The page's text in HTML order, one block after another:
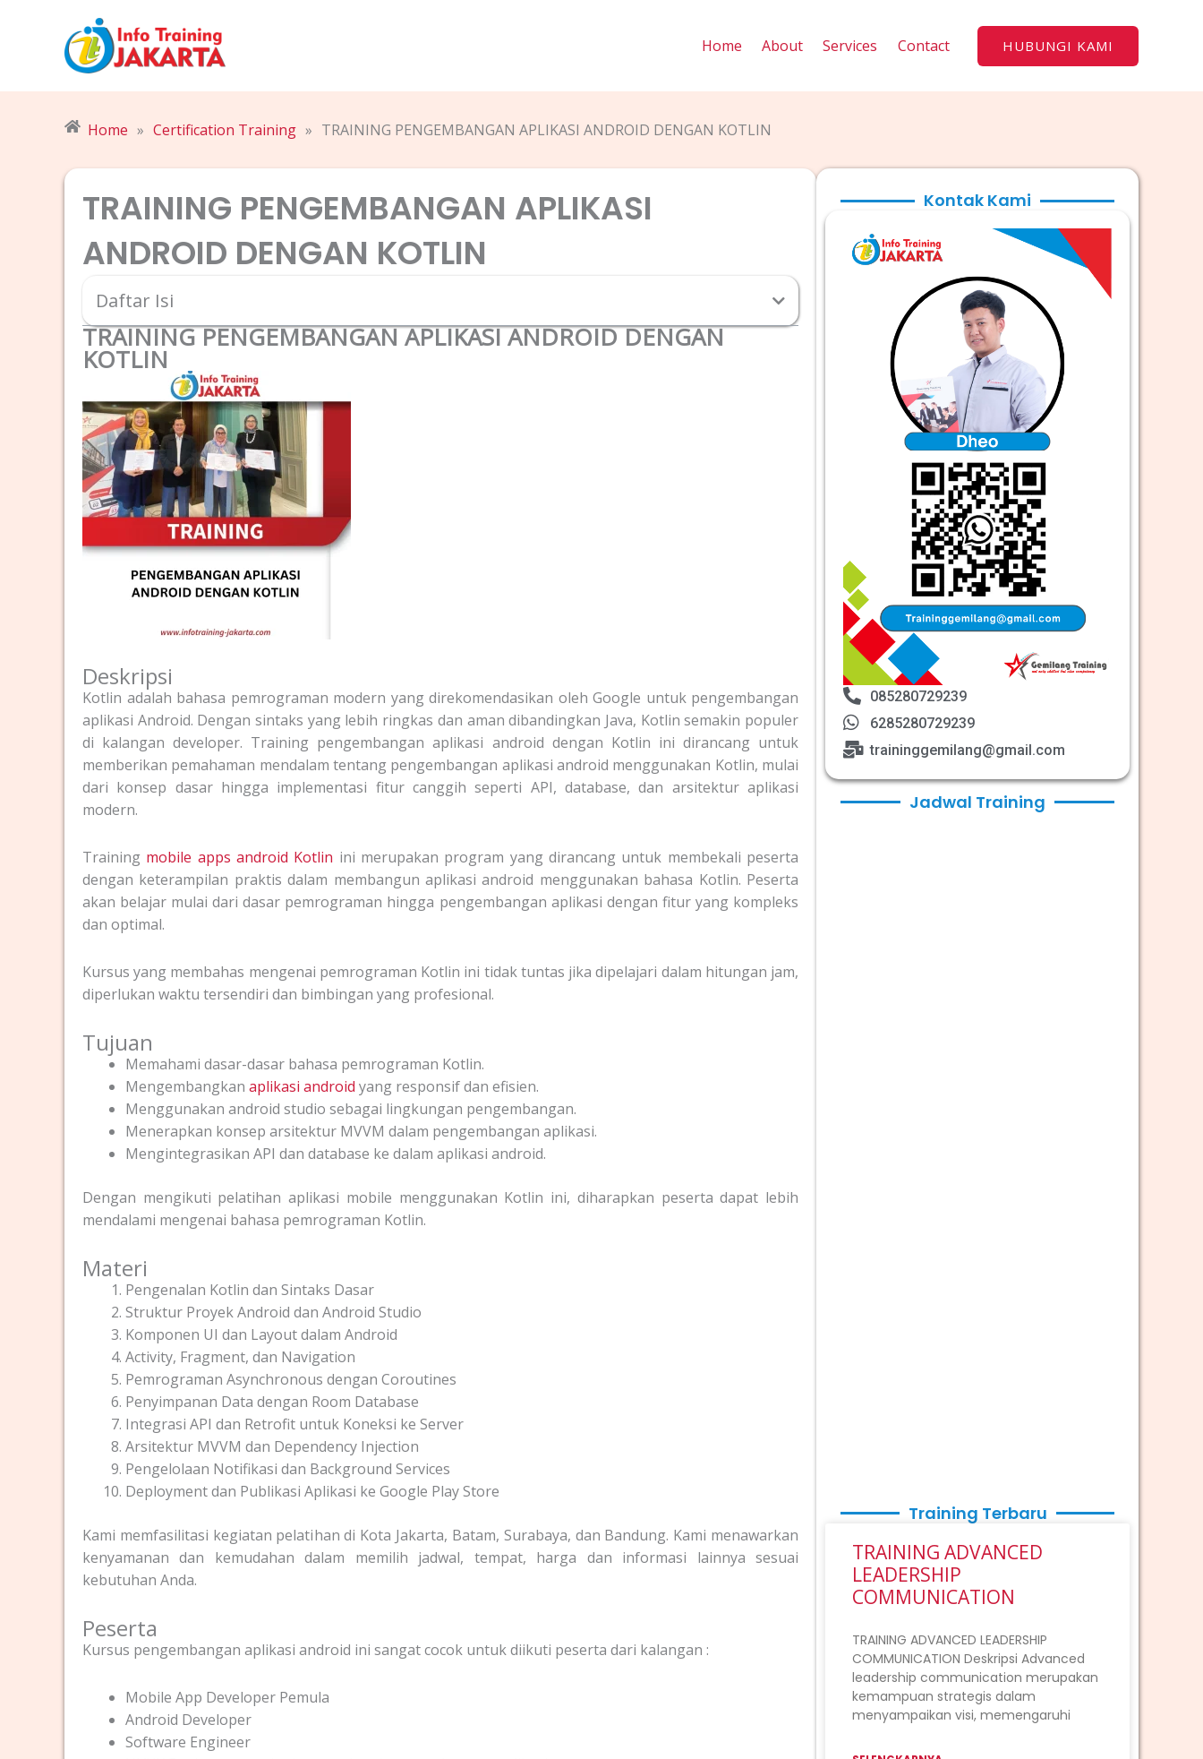
Home About Services Contact HUBUNGI KAMI
Home » Certification Training » TRAINING PENGEMBANGAN APLIKASI ANDROID DENGAN KOTLIN
TRAINING PENGEMBANGAN APLIKASI
ANDROID DENGAN KOTLIN
Daftar Isi
TRAINING PENGEMBANGAN APLIKASI ANDROID DENGAN
KOTLIN
Deskripsi
Kotlin adalah bahasa pemrograman modern yang direkomendasikan oleh Google untuk pengembangan
aplikasi Android. Dengan sintaks yang lebih ringkas dan aman dibandingkan Java, Kotlin semakin populer
di kalangan developer. Training pengembangan aplikasi android dengan Kotlin ini dirancang untuk
memberikan pemahaman mendalam tentang pengembangan aplikasi android menggunakan Kotlin, mulai
dari konsep dasar hingga implementasi fitur canggih seperti API, database, dan arsitektur aplikasi
modern.
Training mobile apps android Kotlin ini merupakan program yang dirancang untuk membekali peserta
dengan keterampilan praktis dalam membangun aplikasi android menggunakan bahasa Kotlin. Peserta
akan belajar mulai dari dasar pemrograman hingga pengembangan aplikasi dengan fitur yang kompleks
dan optimal.
Kursus yang membahas mengenai pemrograman Kotlin ini tidak tuntas jika dipelajari dalam hitungan jam,
diperlukan waktu tersendiri dan bimbingan yang profesional.
Tujuan
Memahami dasar-dasar bahasa pemrograman Kotlin.
Mengembangkan aplikasi android yang responsif dan efisien.
Menggunakan android studio sebagai lingkungan pengembangan.
Menerapkan konsep arsitektur MVVM dalam pengembangan aplikasi.
Mengintegrasikan API dan database ke dalam aplikasi android.
Dengan mengikuti pelatihan aplikasi mobile menggunakan Kotlin ini, diharapkan peserta dapat lebih
mendalami mengenai bahasa pemrograman Kotlin.
Materi
Pengenalan Kotlin dan Sintaks Dasar
Struktur Proyek Android dan Android Studio
Komponen UI dan Layout dalam Android
Activity, Fragment, dan Navigation
Pemrograman Asynchronous dengan Coroutines
Penyimpanan Data dengan Room Database
Integrasi API dan Retrofit untuk Koneksi ke Server
Arsitektur MVVM dan Dependency Injection
Pengelolaan Notifikasi dan Background Services
Deployment dan Publikasi Aplikasi ke Google Play Store
Kami memfasilitasi kegiatan pelatihan di Kota Jakarta, Batam, Surabaya, dan Bandung. Kami menawarkan
kenyamanan dan kemudahan dalam memilih jadwal, tempat, harga dan informasi lainnya sesuai
kebutuhan Anda.
Peserta
Kursus pengembangan aplikasi android ini sangat cocok untuk diikuti peserta dari kalangan :
Mobile App Developer Pemula
Android Developer
Software Engineer
Kontak Kami
085280729239
6285280729239
traininggemilang@gmail.com
Jadwal Training
Training Terbaru
TRAINING ADVANCED
LEADERSHIP
COMMUNICATION
TRAINING ADVANCED LEADERSHIP
COMMUNICATION Deskripsi Advanced
leadership communication merupakan
kemampuan strategis dalam
menyampaikan visi, memengaruhi